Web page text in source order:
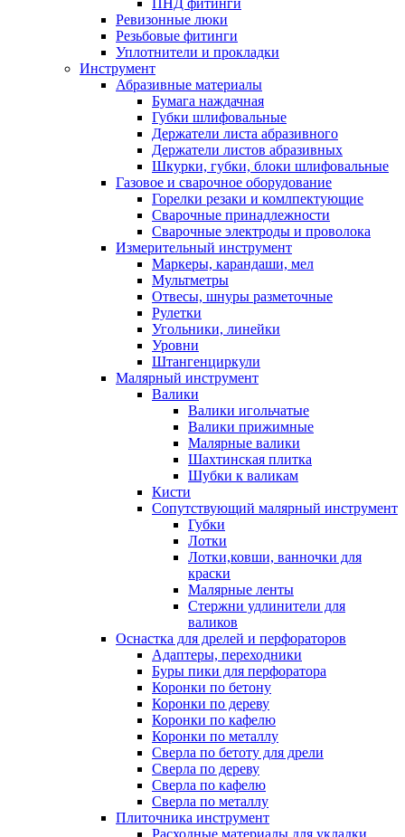
ПНД фитинги
Ревизонные люки
Резьбовые фитинги
Уплотнители и прокладки
Инструмент
Абразивные материалы
Бумага наждачная
Губки шлифовальные
Держатели листа абразивного
Держатели листов абразивных
Шкурки, губки, блоки шлифовальные
Газовое и сварочное оборудование
Горелки резаки и комлпектующие
Сварочные принадлежности
Сварочные электроды и проволока
Измерительный инструмент
Маркеры, карандаши, мел
Мультметры
Отвесы, шнуры разметочные
Рулетки
Угольники, линейки
Уровни
Штангенциркули
Малярный инструмент
Валики
Валики игольчатые
Валики прижимные
Малярные валики
Шахтинская плитка
Шубки к валикам
Кисти
Сопутствующий малярный инструмент
Губки
Лотки
Лотки,ковши, ванночки для
краски
Малярные ленты
Стержни удлинители для
валиков
Оснастка для дрелей и перфораторов
Адаптеры, переходники
Буры пики для перфоратора
Коронки по бетону
Коронки по дереву
Коронки по кафелю
Коронки по металлу
Сверла по бетоту для дрели
Сверла по дереву
Сверла по кафелю
Сверла по металлу
Плиточника инструмент
Расходные материалы для укладки